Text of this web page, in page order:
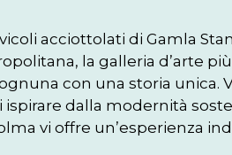
acciottolati di Gamla
la galleria d’arte più
con una storia unica.
ispirare dalla modernità
vi offre un’esperienza